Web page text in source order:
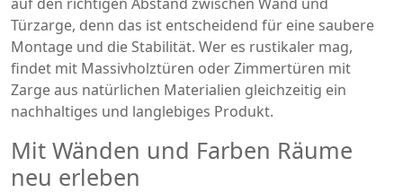
Türzarge, denn das ist entscheidend für eine saubere
Montage und die Stabilität. Wer es rustikaler mag,
findet mit Massivholztüren oder Zimmertüren mit
Zarge aus natürlichen Materialien gleichzeitig ein
nachhaltiges und langlebiges Produkt.
Mit Wänden und Farben Räume
neu erleben